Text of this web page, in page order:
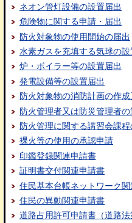
ネオン管灯設備の設置届出
危険物に関する申請・届出
防火対象物の使用開始の届出
水素ガスを充填する気球の設
炉・ボイラー等の設置届出
発電設備等の設置届出
防火対象物の消防計画の作
防火管理者又は防災管理者
防火管理に関する講習会課
裸火等の使用の承認申請
印鑑登録関連申請書
証明書交付関連申請書
住民基本台帳ネットワーク
住民の異動関連申請書
道路占用許可申請書（道路法